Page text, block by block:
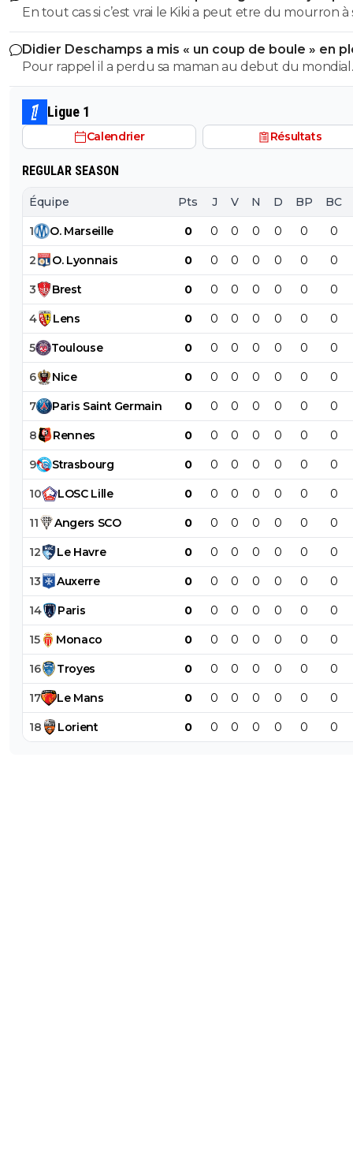
2032
En tout cas si c’est vrai le Kiki a peut etre du mourron à
faire car le vinitius c’est juste un artiste. Les sprinters
défendent pas risquent de passer de mode surtout
l’autre fou du Portugal ...
Didier Deschamps a mis « un coup de boule » en
Mondial
Pour rappel il a perdu sa maman au debut du mondial.
Qu'on le laisse tranquille
Ligue 1
Calendrier Résultats
REGULAR SEASON
Équipe Pts J V N D BP BC
1 O. Marseille 0 0 0 0 0 0 0
2 O. Lyonnais 0 0 0 0 0 0 0
3 Brest 0 0 0 0 0 0 0
4 Lens 0 0 0 0 0 0 0
5 Toulouse 0 0 0 0 0 0 0
6 Nice 0 0 0 0 0 0 0
7 Paris Saint Germain 0 0 0 0 0 0 0
8 Rennes 0 0 0 0 0 0 0
9 Strasbourg 0 0 0 0 0 0 0
10 LOSC Lille 0 0 0 0 0 0 0
11 Angers SCO 0 0 0 0 0 0 0
12 Le Havre 0 0 0 0 0 0 0
13 Auxerre 0 0 0 0 0 0 0
14 Paris 0 0 0 0 0 0 0
15 Monaco 0 0 0 0 0 0 0
16 Troyes 0 0 0 0 0 0 0
17 Le Mans 0 0 0 0 0 0 0
18 Lorient 0 0 0 0 0 0 0